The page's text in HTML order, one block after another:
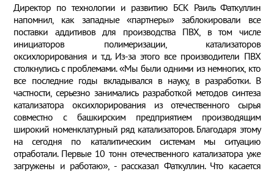
Директор по технологии и развитию БСК Раиль Фаткуллин
напомнил, как западные «партнеры» заблокировали все
поставки аддитивов для производства ПВХ, в том числе
инициаторов полимеризации, катализаторов
оксихлорирования и т.д. Из-за этого все производители ПВХ
столкнулись с проблемами. «Мы были одними из немногих, кто
все последние годы вкладывался в науку, в разработки. В
частности, серьезно занимались разработкой методов синтеза
катализатора оксихлорирования из отечественного сырья
совместно с башкирским предприятием производящим
широкий номенклатурный ряд катализаторов. Благодаря этому
на сегодня по каталитическим системам мы ситуацию
отработали. Первые 10 тонн отечественного катализатора уже
загружены и работаю», - рассказал Фаткуллин. Что касается